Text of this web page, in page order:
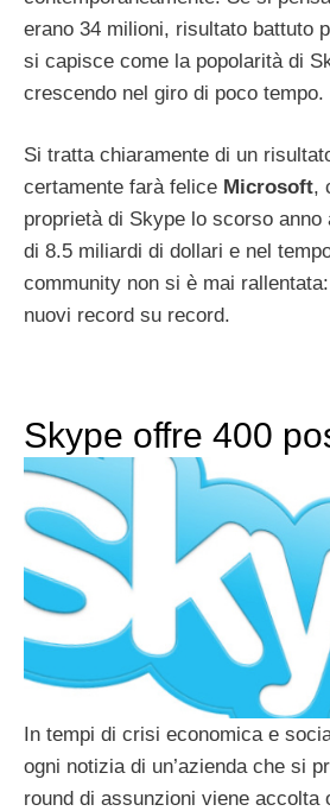
erano 34 milioni, risultato battuto
si capisce come la popolarità di
crescendo nel giro di poco tempo.
Si tratta chiaramente di un
certamente farà felice Microsoft,
proprietà di Skype lo scorso anno
di 8.5 miliardi di dollari e nel
community non si è mai
nuovi record su record.
Skype offre 400
In tempi di crisi economica e
ogni notizia di un’azienda che si
round di assunzioni viene accolta